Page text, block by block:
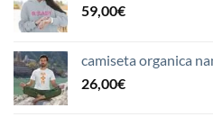
59,00€
camiseta organica
26,00€